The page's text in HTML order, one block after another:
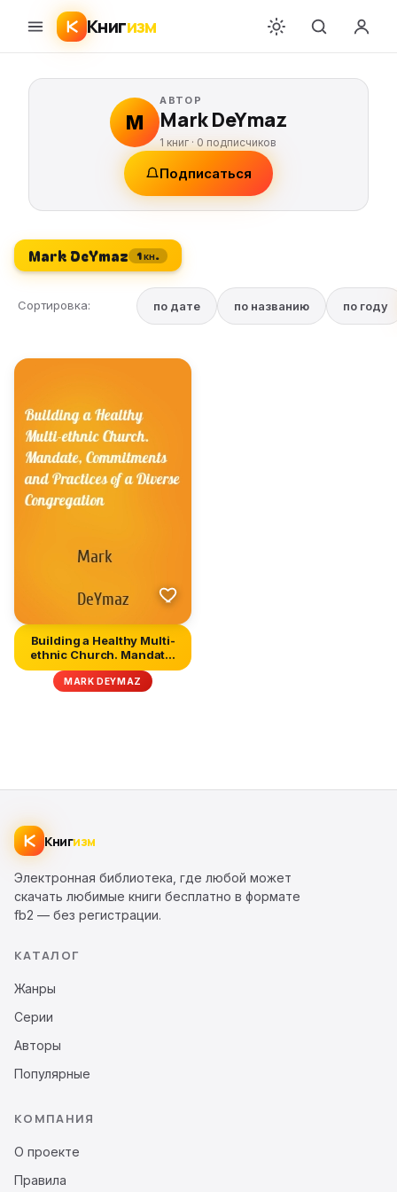
Книгизм
M
АВТОР
Mark DeYmaz
1 книг ·0 подписчиков
Подписаться
Mark DeYmaz 1 кн.
Сортировка: по дате по названию по году
Building a Healthy Multi-
ethnic Church. Mandate,
C...
MARK DEYMAZ
Книгизм
Электронная библиотека, где любой может
скачать любимые книги бесплатно в формате
fb2 — без регистрации.
КАТАЛОГ
Жанры
Серии
Авторы
Популярные
КОМПАНИЯ
О проекте
Правила